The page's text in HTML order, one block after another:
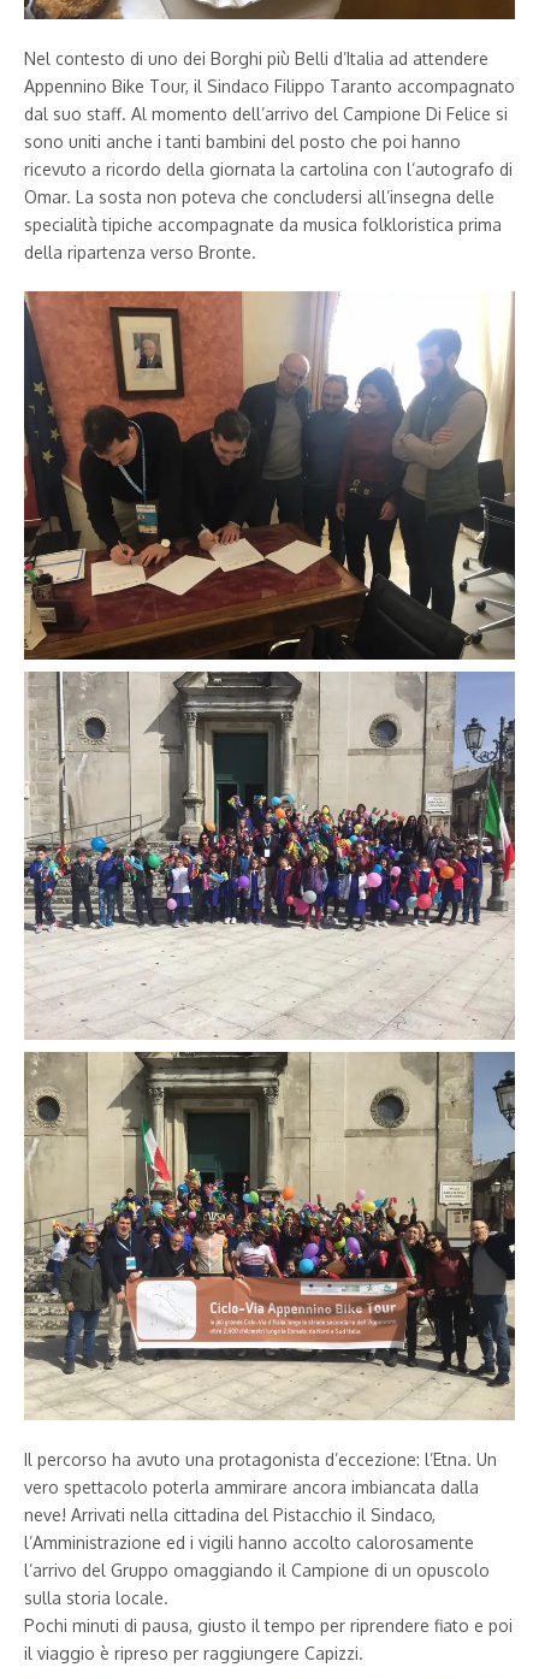
Nel contesto di uno dei Borghi più Belli d’Italia ad attendere
Appennino Bike Tour, il Sindaco Filippo Taranto accompagnato
dal suo staff. Al momento dell’arrivo del Campione Di Felice si
sono uniti anche i tanti bambini del posto che poi hanno
ricevuto a ricordo della giornata la cartolina con l’autografo di
Omar. La sosta non poteva che concludersi all’insegna delle
specialità tipiche accompagnate da musica folkloristica prima
della ripartenza verso Bronte.
Il percorso ha avuto una protagonista d’eccezione: l’Etna. Un
vero spettacolo poterla ammirare ancora imbiancata dalla
neve! Arrivati nella cittadina del Pistacchio il Sindaco,
l’Amministrazione ed i vigili hanno accolto calorosamente
l’arrivo del Gruppo omaggiando il Campione di un opuscolo
sulla storia locale.
Pochi minuti di pausa, giusto il tempo per riprendere fiato e poi
il viaggio è ripreso per raggiungere Capizzi.